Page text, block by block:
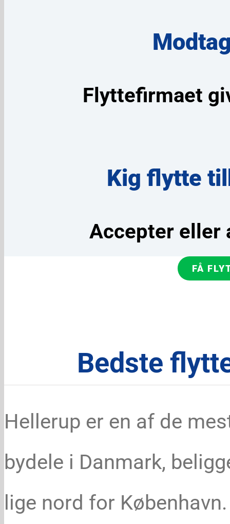
Flyttefirmaet
Kig flytte
Accepter
FÅ
Bedste
Hellerup er en af de
bydele i Danmark,
lige nord for